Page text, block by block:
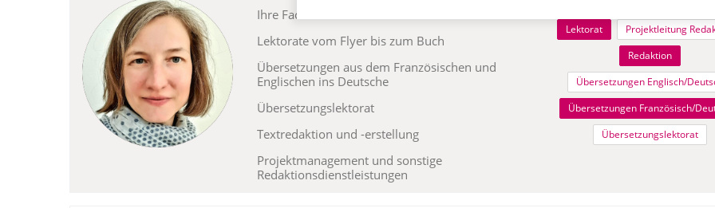
Ihre Fachfrau für …
Lektorate vom Flyer bis zum Buch
Übersetzungen aus dem Französischen und
Englischen ins Deutsche
Übersetzungslektorat
Textredaktion und -erstellung
Projektmanagement und sonstige
Redaktionsdienstleistungen
Lektorat
Projektleitung
Redaktion
Übersetzungen Englisch/
Übersetzungen Französisch/
Übersetzungslektorat